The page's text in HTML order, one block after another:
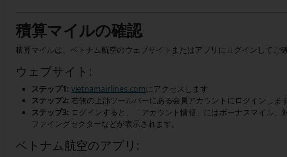
積算マイルの確認
積算マイルは、ベトナム航空のウェブサイトまたはアプリにログインしてご
ウェブサイト:
ステップ1: vietnamairlines.comにアクセスします
ステップ2: 右側の上部ツールバーにある会員アカウントにログインしま
ステップ3: ログインすると、「アカウント情報」にはボーナスマイル、
ファイングセクターなどが表示されます。
ベトナム航空のアプリ: